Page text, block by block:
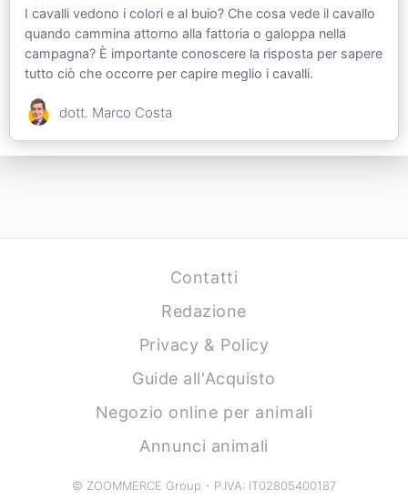
I cavalli vedono i colori e al buio? Che cosa vede il cavallo
quando cammina attorno alla fattoria o galoppa nella
campagna? È importante conoscere la risposta per sapere
tutto ciò che occorre per capire meglio i cavalli.
dott. Marco Costa
Contatti
Redazione
Privacy & Policy
Guide all'Acquisto
Negozio online per animali
Annunci animali
© ZOOMMERCE Group - P.IVA: IT02805400187